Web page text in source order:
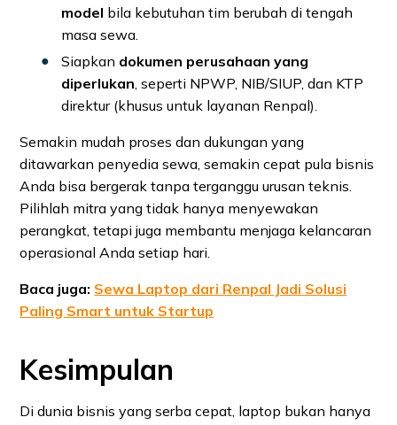
model bila kebutuhan tim berubah di tengah
masa sewa.
Siapkan dokumen perusahaan yang
diperlukan , seperti NPWP, NIB/SIUP, dan KTP
direktur (khusus untuk layanan Renpal).
Semakin mudah proses dan dukungan yang
ditawarkan penyedia sewa, semakin cepat pula bisnis
Anda bisa bergerak tanpa terganggu urusan teknis.
Pilihlah mitra yang tidak hanya menyewakan
perangkat, tetapi juga membantu menjaga kelancaran
operasional Anda setiap hari.
Baca juga: Sewa Laptop dari Renpal Jadi Solusi
Paling Smart untuk Startup
Kesimpulan
Di dunia bisnis yang serba cepat, laptop bukan hanya